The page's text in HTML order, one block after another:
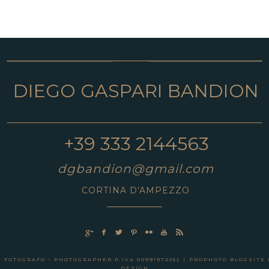
DIEGO GASPARI BANDION
+39 333 2144563
dgbandion@gmail.com
CORTINA D'AMPEZZO
c b a d v r ,
– PHOTOGRAPHER P.IVA 00991970252 | PROPHOTO BLOGSITE